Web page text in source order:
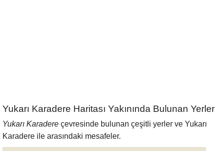
Yukarı Karadere Haritası Yakınında Bulunan Yerler
Yukarı Karadere çevresinde bulunan çeşitli yerler ve Yukarı
Karadere ile arasındaki mesafeler.